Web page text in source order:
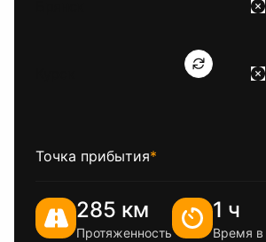
Точка прибытия*
285 км
Протяженность
1 ч
Время в